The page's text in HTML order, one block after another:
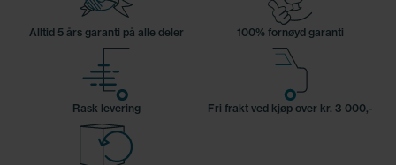
Alltid 5 års garanti på alle deler 100% fornøyd garanti
Rask levering Fri frakt ved kjøp over kr. 3 000,-